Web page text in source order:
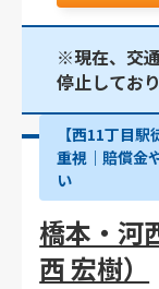
※現在、交
停止してお
【西11丁目
重視｜賠償金
い
橋本・河
西 宏樹）